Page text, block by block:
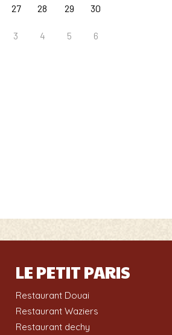
LE PETIT PARIS
Restaurant Douai
Restaurant Waziers
Restaurant dechy